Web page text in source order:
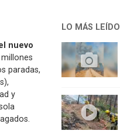
nuevo
paradas,
y
LO MÁS LEÍDO